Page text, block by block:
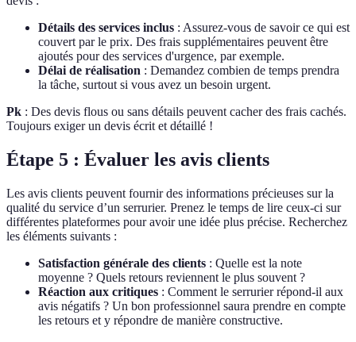
Détails des services inclus : Assurez-vous de savoir ce qui est
couvert par le prix. Des frais supplémentaires peuvent être
ajoutés pour des services d'urgence, par exemple.
Délai de réalisation : Demandez combien de temps prendra
la tâche, surtout si vous avez un besoin urgent.
Pk : Des devis flous ou sans détails peuvent cacher des frais cachés.
Toujours exiger un devis écrit et détaillé !
Étape 5 : Évaluer les avis clients
Les avis clients peuvent fournir des informations précieuses sur la
qualité du service d’un serrurier. Prenez le temps de lire ceux-ci sur
différentes plateformes pour avoir une idée plus précise. Recherchez
les éléments suivants :
Satisfaction générale des clients : Quelle est la note
moyenne ? Quels retours reviennent le plus souvent ?
Réaction aux critiques : Comment le serrurier répond-il aux
avis négatifs ? Un bon professionnel saura prendre en compte
les retours et y répondre de manière constructive.